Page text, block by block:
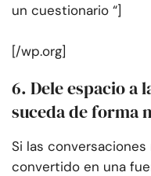
un cuestionario “]
[/wp.org]
6. Dele espacio a
suceda de forma
Si las
convertido en una